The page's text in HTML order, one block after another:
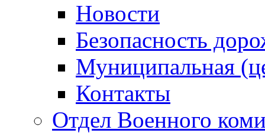
Новости
Безопасность
Муниципальная
Контакты
Отдел Военного